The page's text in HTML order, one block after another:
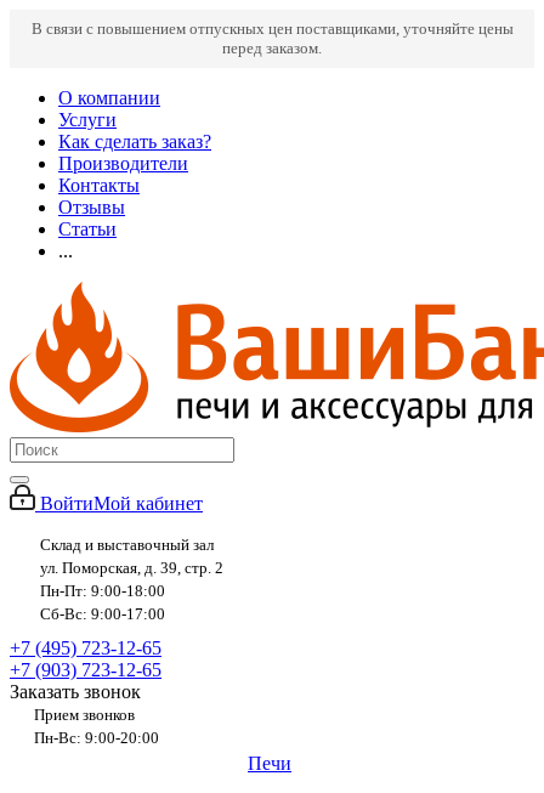
В связи с повышением отпускных цен поставщиками, уточняйте цены
перед заказом.
О компании
Услуги
Как сделать заказ?
Производители
Контакты
Отзывы
Статьи
...
ВойтиМой кабинет
Склад и выставочный зал
ул. Поморская, д. 39, стр. 2
Пн-Пт: 9:00-18:00
Сб-Вс: 9:00-17:00
+7 (495) 723-12-65
+7 (903) 723-12-65
Заказать звонок
Прием звонков
Пн-Вс: 9:00-20:00
Печи